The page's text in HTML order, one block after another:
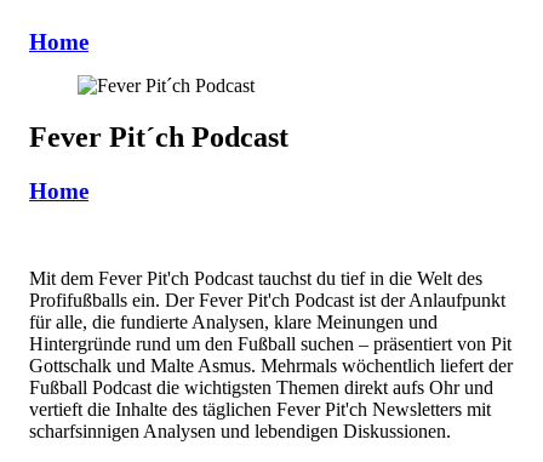
Home
Fever Pit´ch Podcast
Home
Mit dem Fever Pit'ch Podcast tauchst du tief in die Welt des
Profifußballs ein. Der Fever Pit'ch Podcast ist der Anlaufpunkt
für alle, die fundierte Analysen, klare Meinungen und
Hintergründe rund um den Fußball suchen – präsentiert von Pit
Gottschalk und Malte Asmus. Mehrmals wöchentlich liefert der
Fußball Podcast die wichtigsten Themen direkt aufs Ohr und
vertieft die Inhalte des täglichen Fever Pit'ch Newsletters mit
scharfsinnigen Analysen und lebendigen Diskussionen.